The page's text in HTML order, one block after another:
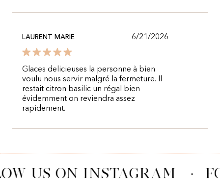
LAURENT MARIE 6/21/2026
Glaces delicieuses la personne à bien
voulu nous servir malgré la fermeture. Il
restait citron basilic un régal bien
évidemment on reviendra assez
rapidement.
US ON INSTAGRAM ·